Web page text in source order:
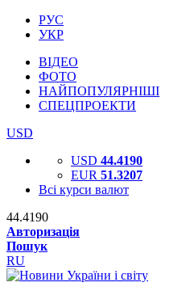
РУС
УКР
ВІДЕО
ФОТО
НАЙПОПУЛЯРНІШІ
СПЕЦПРОЕКТИ
USD
USD 44.4190
EUR 51.3207
Всі курси валют
44.4190
Авторизація
Пошук
RU